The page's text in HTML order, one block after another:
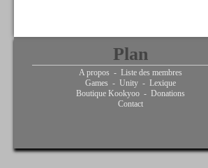
Plan
A propos - Liste des membres
Games - Unity - Lexique
Boutique Kookyoo - Donations
Contact